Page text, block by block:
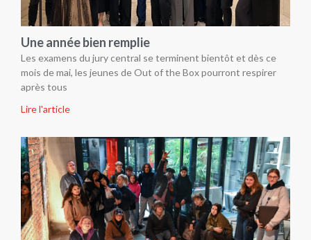
Une année bien remplie
Les examens du jury central se terminent bientôt et dès ce
mois de mai, les jeunes de Out of the Box pourront respirer
après tous
Lire l'article